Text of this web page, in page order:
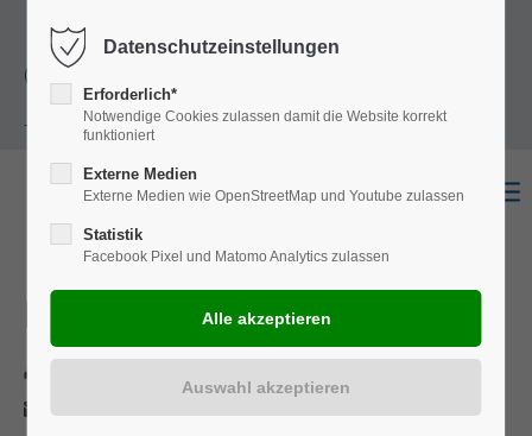
+49
(0)251 322 631
- 0
Multivan
Datenschutzeinstellungen
Erforderlich*
Notwendige Cookies zulassen damit die Website korrekt
funktioniert
Externe Medien
Externe Medien wie OpenStreetMap und Youtube zulassen
Statistik
Facebook Pixel und Matomo Analytics zulassen